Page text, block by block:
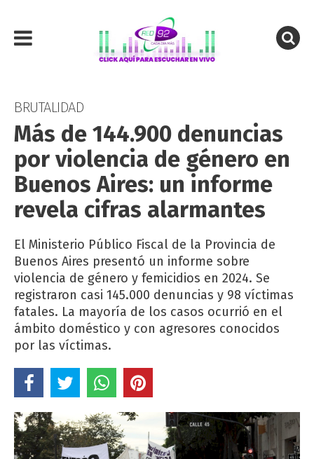
BRUTALIDAD
Más de 144.900 denuncias
por violencia de género en
Buenos Aires: un informe
revela cifras alarmantes
El Ministerio Público Fiscal de la Provincia de
Buenos Aires presentó un informe sobre
violencia de género y femicidios en 2024. Se
registraron casi 145.000 denuncias y 98 víctimas
fatales. La mayoría de los casos ocurrió en el
ámbito doméstico y con agresores conocidos
por las víctimas.